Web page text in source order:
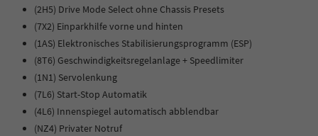
(2H5) Drive Mode Select ohne Chassis Presets
(7X2) Einparkhilfe vorne und hinten
(1AS) Elektronisches Stabilisierungsprogramm (ESP)
(8T6) Geschwindigkeitsregelanlage + Speedlimiter
(1N1) Servolenkung
(7L6) Start-Stop Automatik
(4L6) Innenspiegel automatisch abblendbar
(NZ4) Privater Notruf